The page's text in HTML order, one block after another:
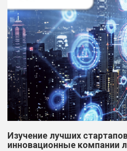
Изучение лучших
инновационные компании